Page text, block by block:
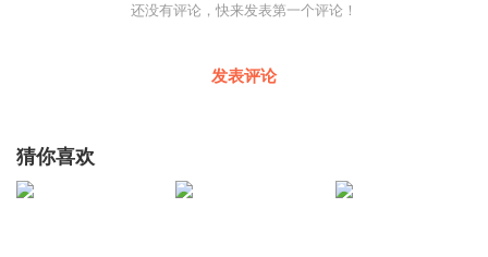
还没有评论，快来发表第一个评论！
发表评论
猜你喜欢